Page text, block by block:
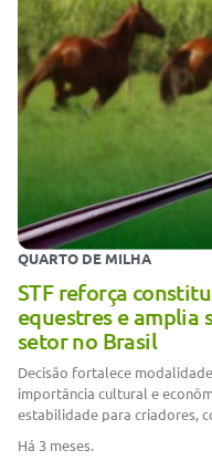
QUARTO DE MILHA
STF reforça
equestres e amplia
setor no Brasil
Decisão fortalece
importância cultural e
estabilidade para criadores,
Há 3 meses.